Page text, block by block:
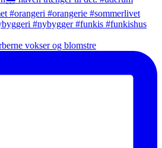
vokser og blomstre